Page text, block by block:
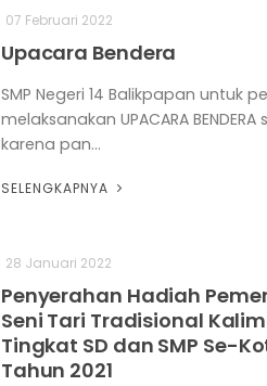
07 Februari 2022
Upacara Bendera
SMP Negeri 14 Balikpapan untuk
melaksanakan UPACARA
karena pan...
SELENGKAPNYA
28 Januari 2022
Penyerahan Hadiah
Seni Tari Tradisional
Tingkat SD dan SMP Se-
Tahun 2021